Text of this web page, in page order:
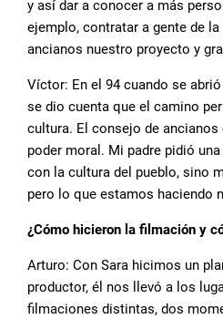
y así dar a conocer a más
ejemplo, contratar a gente de
ancianos nuestro proyecto y
Víctor: En el 94 cuando se
se dio cuenta que el camino
cultura. El consejo de
poder moral. Mi padre pidió
con la cultura del pueblo, sino
pero lo que estamos haciendo
¿Cómo hicieron la filmación y
Arturo: Con Sara hicimos un
productor, él nos llevó a los
filmaciones distintas, dos